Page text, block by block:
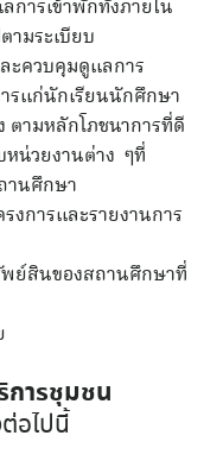
การเข้าพักทั้งภายใน
ามระเบียบ
ะควบคุมดูแลการ
รแก่นักเรียนนักศึกษา
ตามหลักโภชนาการที่ดี
หน่วยงานต่าง ๆที่
านศึกษา
งการและรายงานการ
ย์สินของสถานศึกษาที่
การชุมชน
อไปนี้